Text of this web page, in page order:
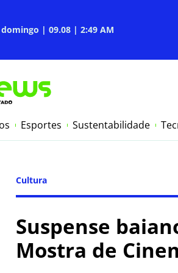
domingo | 09.08 | 2:49 AM
Esportes Sustentabilidade
Cultura
Suspense
Mostra de